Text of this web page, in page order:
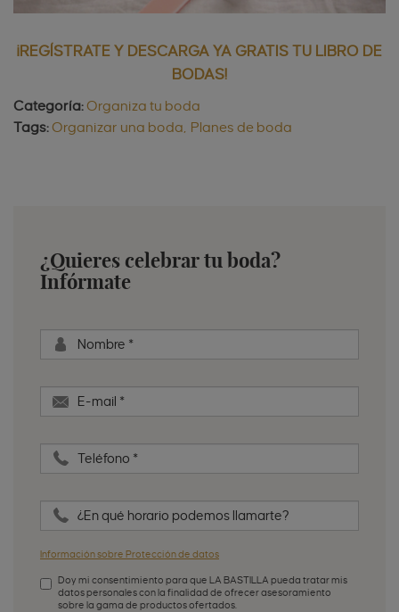
¡REGÍSTRATE Y DESCARGA YA GRATIS TU LIBRO DE
BODAS!
Categoría:Organiza tu boda
Tags:Organizar una boda Planes de boda
¿Quieres celebrar tu boda?
Infórmate
Nombre *
E-mail *
Teléfono *
¿En qué horario podemos llamarte?
Información sobre Protección de datos
Doy mi consentimiento para que LA BASTILLA pueda tratar mis
datos personales con la finalidad de ofrecer asesoramiento
sobre la gama de productos ofertados.